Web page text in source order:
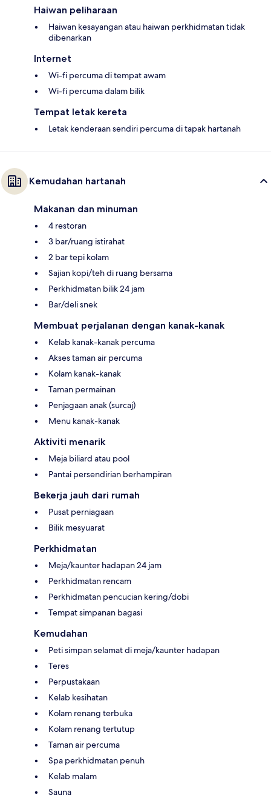
Haiwan peliharaan
Haiwan kesayangan atau haiwan perkhidmatan tidak
dibenarkan
Internet
Wi-fi percuma di tempat awam
Wi-fi percuma dalam bilik
Tempat letak kereta
Letak kenderaan sendiri percuma di tapak hartanah
Kemudahan hartanah
Makanan dan minuman
4 restoran
3 bar/ruang istirahat
2 bar tepi kolam
Sajian kopi/teh di ruang bersama
Perkhidmatan bilik 24 jam
Bar/deli snek
Membuat perjalanan dengan kanak-kanak
Kelab kanak-kanak percuma
Akses taman air percuma
Kolam kanak-kanak
Taman permainan
Penjagaan anak (surcaj)
Menu kanak-kanak
Aktiviti menarik
Meja biliard atau pool
Pantai persendirian berhampiran
Bekerja jauh dari rumah
Pusat perniagaan
Bilik mesyuarat
Perkhidmatan
Meja/kaunter hadapan 24 jam
Perkhidmatan rencam
Perkhidmatan pencucian kering/dobi
Tempat simpanan bagasi
Kemudahan
Peti simpan selamat di meja/kaunter hadapan
Teres
Perpustakaan
Kelab kesihatan
Kolam renang terbuka
Kolam renang tertutup
Taman air percuma
Spa perkhidmatan penuh
Kelab malam
Sauna